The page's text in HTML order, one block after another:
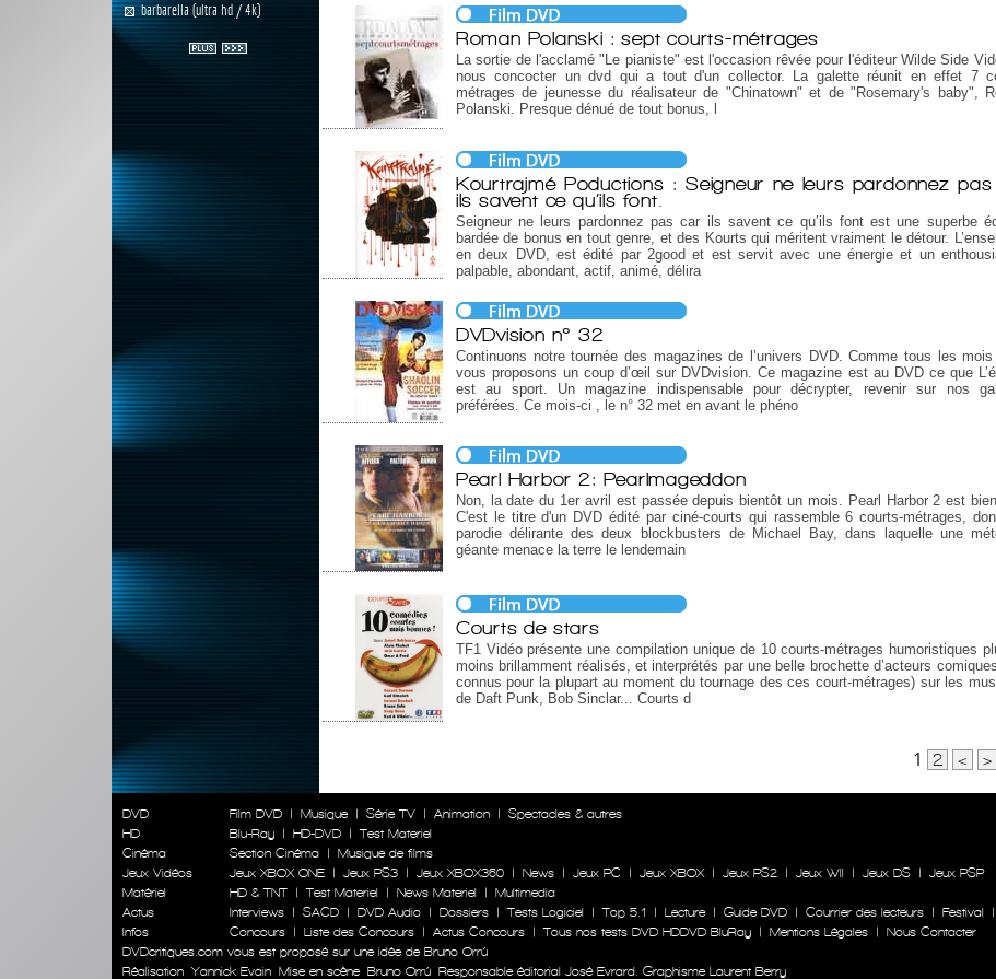
barbarella (ultra hd / 4k)
Roman Polanski : sept courts-métrages
La sortie de l'acclamé "Le pianiste" est l'occasion rêvée pour l'éditeur Wilde Side
nous concocter un dvd qui a tout d'un collector. La galette réunit en effet 7
métrages de jeunesse du réalisateur de "Chinatown" et de "Rosemary's baby",
Polanski. Presque dénué de tout bonus, l
Kourtrajmé Poductions : Seigneur ne leurs pardonnez
ils savent ce qu’ils font.
Seigneur ne leurs pardonnez pas car ils savent ce qu’ils font est une superbe
bardée de bonus en tout genre, et des Kourts qui méritent vraiment le détour.
en deux DVD, est édité par 2good et est servit avec une énergie et un
palpable, abondant, actif, animé, délira
DVDvision n° 32
Continuons notre tournée des magazines de l’univers DVD. Comme tous les mois
vous proposons un coup d’œil sur DVDvision. Ce magazine est au DVD ce que
est au sport. Un magazine indispensable pour décrypter, revenir sur nos
préférées. Ce mois-ci , le n° 32 met en avant le phéno
Pearl Harbor 2: Pearlmageddon
Non, la date du 1er avril est passée depuis bientôt un mois. Pearl Harbor 2 est bien
C'est le titre d'un DVD édité par ciné-courts qui rassemble 6 courts-métrages,
parodie délirante des deux blockbusters de Michael Bay, dans laquelle une
géante menace la terre le lendemain
Courts de stars
TF1 Vidéo présente une compilation unique de 10 courts-métrages humoristiques
moins brillamment réalisés, et interprétés par une belle brochette d’acteurs
connus pour la plupart au moment du tournage des ces court-métrages) sur les
de Daft Punk, Bob Sinclar... Courts d
1 2 < >
DVD
HD
Cinéma
Jeux Vidéos
Matériel
Actus
Infos
Film DVD | Musique | Série TV | Animation |
Spectacles & autres
Blu-Ray
| HD-DVD |
Test Materiel
Section Cinéma
|
Musique de films
Jeux XBOX ONE
| Jeux PS3 | Jeux XBOX360 | News | Jeux PC | Jeux XBOX | Jeux PS2 | Jeux WII | Jeux DS |
Jeux PSP
HD & TNT
| Test Materiel | News Materiel |
Multimedia
Interviews
| SACD | DVD Audio | Dossiers | Tests Logiciel | Top 5.1 | Lecture | Guide DVD | Courrier des lecteurs | Festival |
Concours
| Liste des Concours | Actus Concours | Tous nos tests DVD HDDVD BluRay | Mentions Légales |
Nous Contacter
DVDcritiques.com vous est proposé sur une idée de Bruno Orrú
Réalisation Yannick Evain Mise en scène Bruno Orrú Responsable éditorial José Evrard. Graphisme Laurent Berry